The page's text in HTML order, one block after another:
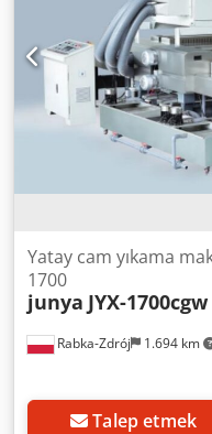
Rabka-Zdrój 1.694 km
Yatay cam yıkama
1700
junya JYX-1700cgw
Talep etmek